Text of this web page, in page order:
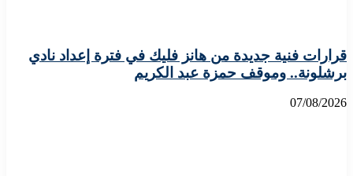
قرارات فنية جديدة من هانز فليك في فترة إعداد نادي
برشلونة.. وموقف حمزة عبد الكريم
07/08/2026